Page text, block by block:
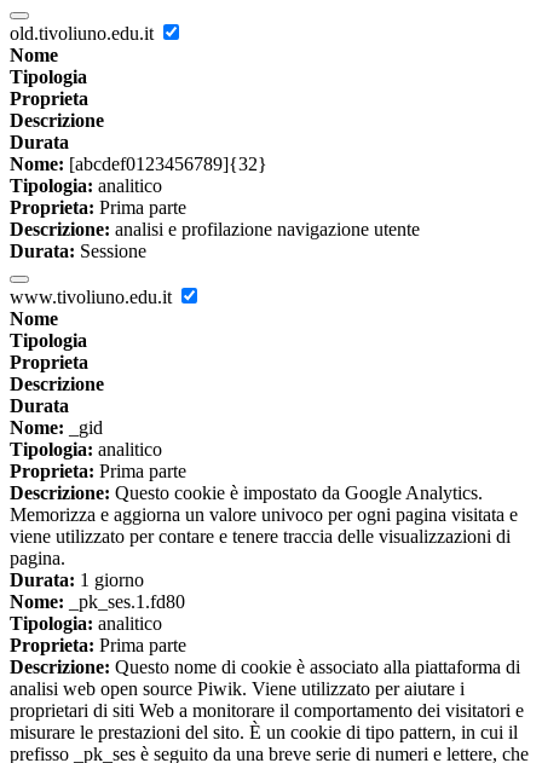
old.tivoliuno.edu.it
Nome
Tipologia
Proprieta
Descrizione
Durata
Nome: [abcdef0123456789]{32}
Tipologia: analitico
Proprieta: Prima parte
Descrizione: analisi e profilazione navigazione utente
Durata: Sessione
www.tivoliuno.edu.it
Nome
Tipologia
Proprieta
Descrizione
Durata
Nome: _gid
Tipologia: analitico
Proprieta: Prima parte
Descrizione: Questo cookie è impostato da Google Analytics.
Memorizza e aggiorna un valore univoco per ogni pagina visitata e
viene utilizzato per contare e tenere traccia delle visualizzazioni di
pagina.
Durata: 1 giorno
Nome: _pk_ses.1.fd80
Tipologia: analitico
Proprieta: Prima parte
Descrizione: Questo nome di cookie è associato alla piattaforma di
analisi web open source Piwik. Viene utilizzato per aiutare i
proprietari di siti Web a monitorare il comportamento dei visitatori e
misurare le prestazioni del sito. È un cookie di tipo pattern, in cui il
prefisso _pk_ses è seguito da una breve serie di numeri e lettere, che